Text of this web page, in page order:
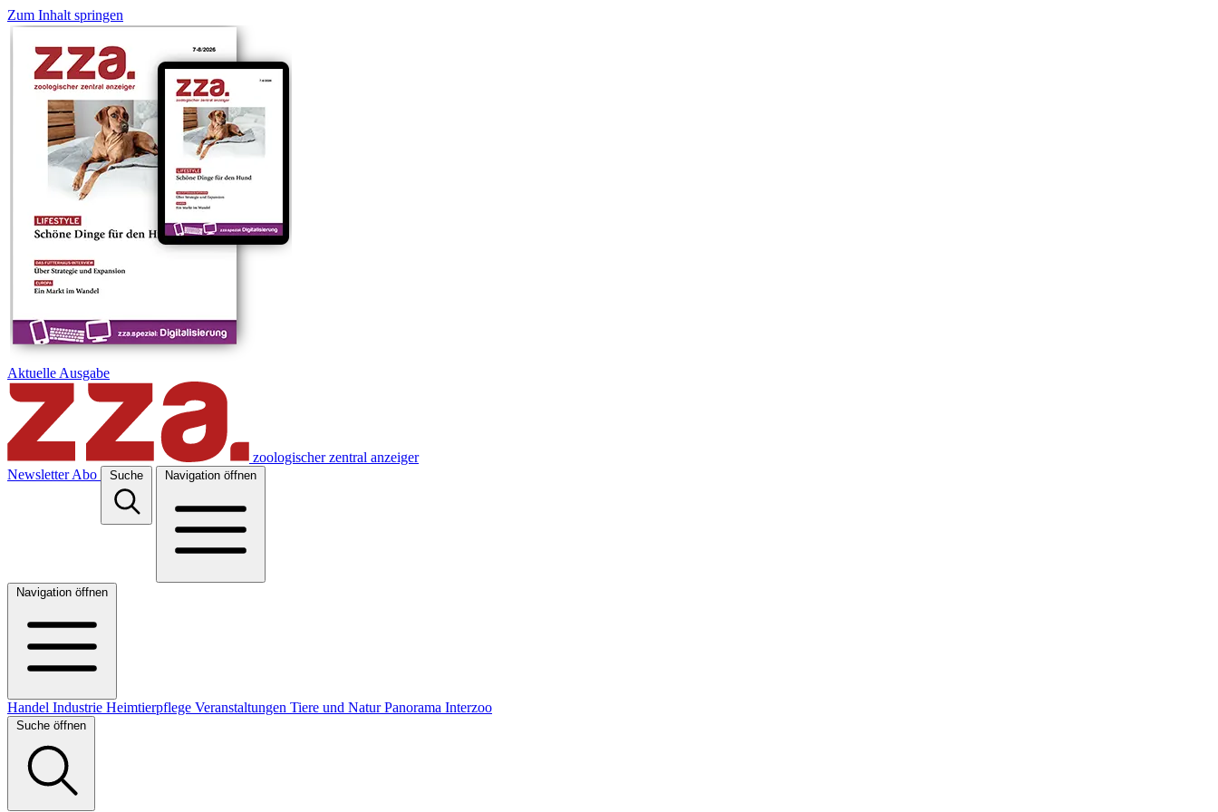
Zum Inhalt springen
Aktuelle Ausgabe
zoologischer zentral anzeiger
Newsletter Abo Suche Navigation öffnen
Navigation öffnen
Handel Industrie Heimtierpflege Veranstaltungen Tiere und NaturPanorama Interzoo
Suche öffnen